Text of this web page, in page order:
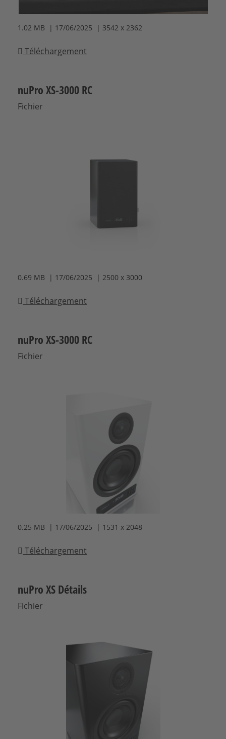
1.02 MB | 17/06/2025 | 3542 x 2362
Téléchargement
nuPro XS-3000 RC
Fichier
0.69 MB | 17/06/2025 | 2500 x 3000
Téléchargement
nuPro XS-3000 RC
Fichier
0.25 MB | 17/06/2025 | 1531 x 2048
Téléchargement
nuPro XS Détails
Fichier